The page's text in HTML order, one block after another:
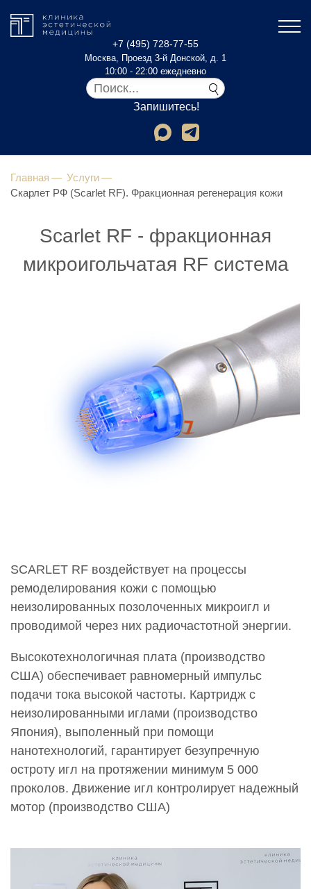
+7 (495) 728-77-55
Москва, Проезд 3-й Донской, д. 1
10:00 - 22:00 ежедневно
Запишитесь!
Главная
Услуги
Скарлет РФ (Sсarlet RF). Фракционная регенерация кожи
Sсarlet RF - фракционная
микроигольчатая RF система
SCARLET RF воздействует на процессы
ремоделирования кожи с помощью
неизолированных позолоченных микроигл и
проводимой через них радиочастотной энергии.
Высокотехнологичная плата (производство
США) обеспечивает равномерный импульс
подачи тока высокой частоты. Картридж с
неизолированными иглами (производство
Япония), выполенный при помощи
нанотехнологий, гарантирует безупречную
остроту игл на протяжении минимум 5 000
проколов. Движение игл контролирует надежный
мотор (производство США)